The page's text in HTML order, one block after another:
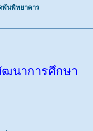
พันพิทยาคาร
ฒนาการศึกษา